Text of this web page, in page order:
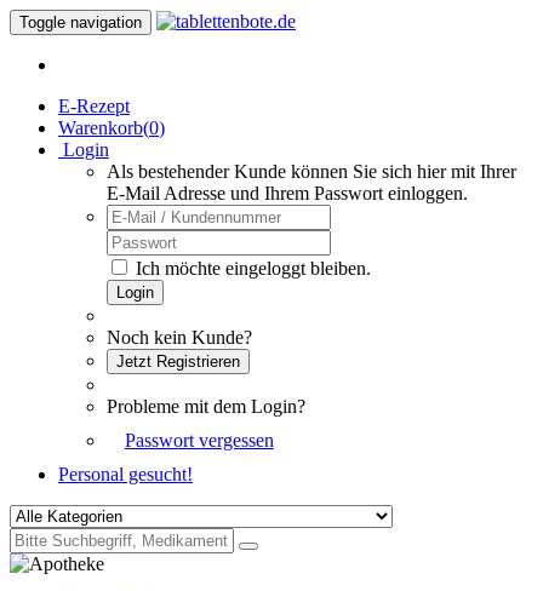
Toggle navigation
E-Rezept
Warenkorb(0)
Login
Als bestehender Kunde können Sie sich hier mit Ihrer
E-Mail Adresse und Ihrem Passwort einloggen.
Ich möchte eingeloggt bleiben.
Login
Noch kein Kunde?
Jetzt Registrieren
Probleme mit dem Login?
Passwort vergessen
Personal gesucht!